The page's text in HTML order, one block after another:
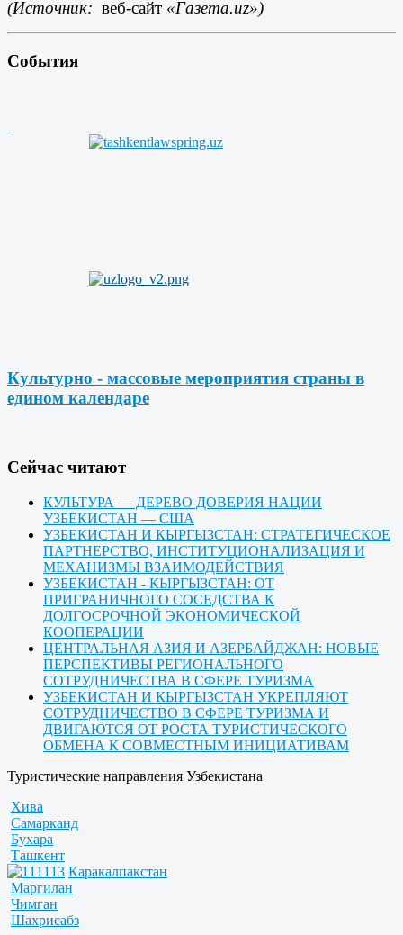
(Источник: веб-сайт «Газета.uz»)
События
Культурно - массовые мероприятия страны в
едином календаре
Cейчас читают
КУЛЬТУРА — ДЕРЕВО ДОВЕРИЯ НАЦИИ
УЗБЕКИСТАН — США
УЗБЕКИСТАН И КЫРГЫЗСТАН: СТРАТЕГИЧЕСКОЕ
ПАРТНЕРСТВО, ИНСТИТУЦИОНАЛИЗАЦИЯ И
МЕХАНИЗМЫ ВЗАИМОДЕЙСТВИЯ
УЗБЕКИСТАН - КЫРГЫЗСТАН: ОТ
ПРИГРАНИЧНОГО СОСЕДСТВА К
ДОЛГОСРОЧНОЙ ЭКОНОМИЧЕСКОЙ
КООПЕРАЦИИ
ЦЕНТРАЛЬНАЯ АЗИЯ И АЗЕРБАЙДЖАН: НОВЫЕ
ПЕРСПЕКТИВЫ РЕГИОНАЛЬНОГО
СОТРУДНИЧЕСТВА В СФЕРЕ ТУРИЗМА
УЗБЕКИСТАН И КЫРГЫЗСТАН УКРЕПЛЯЮТ
СОТРУДНИЧЕСТВО В СФЕРЕ ТУРИЗМА И
ДВИГАЮТСЯ ОТ РОСТА ТУРИСТИЧЕСКОГО
ОБМЕНА К СОВМЕСТНЫМ ИНИЦИАТИВАМ
Туристические направления Узбекистана
Хива
Самарканд
Бухара
Ташкент
Каракалпакстан
Маргилан
Чимган
Шахрисабз